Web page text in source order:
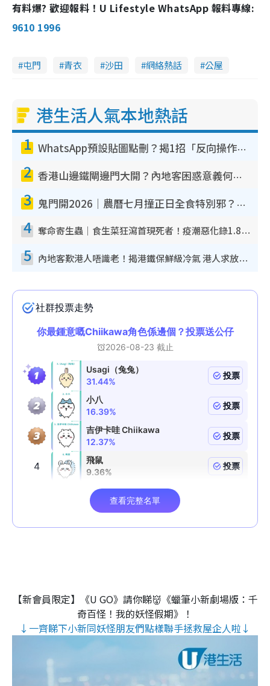
有料爆? 歡迎報料！U Lifestyle WhatsApp 報料專線:
9610 1996
屯門 青衣 沙田 網絡熱話 公屋
港生活人氣本地熱話
1 WhatsApp預設貼圖點刪？揭1招「反向操作」還原簡潔介面 附3步實測教學
2 香港山邊鐵閘邊門大開？內地客困惑意義何在！網民神回覆：呢種叫法理性防禦
3 鬼門開2026｜農曆七月撞正日全食特別邪？專家警告切忌做一事！揭4大禁忌+2招保平安
4 奪命寄生蟲｜食生菜狂瀉首現死者！疫潮惡化錄1.8萬宗病例 揭洗菜3大謬誤
5 內地客歎港人唔識老！揭港鐵保鮮級冷氣 港人求放過：咪投訴
【新會員限定】《U GO》請你睇👹《蠟筆小新劇場版：千
奇百怪！我的妖怪假期》！
↓一齊睇下小新同妖怪朋友們點樣聯手拯救屋企人啦↓